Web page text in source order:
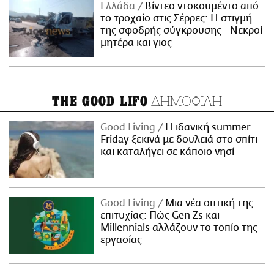
Ελλάδα
Βίντεο ντοκουμέντο από
το τροχαίο στις Σέρρες: Η στιγμή
της σφοδρής σύγκρουσης - Νεκροί
μητέρα και γιος
THE GOOD LIFO ΔΗΜΟΦΙΛΗ
Good Living
Η ιδανική summer
Friday ξεκινά με δουλειά στο σπίτι
και καταλήγει σε κάποιο νησί
Good Living
Μια νέα οπτική της
επιτυχίας: Πώς Gen Zs και
Millennials αλλάζουν το τοπίο της
εργασίας